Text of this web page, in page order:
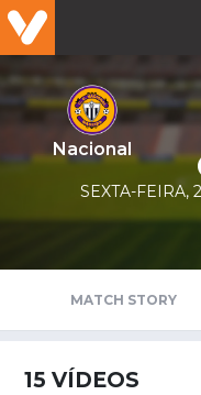
Nacional
SEXTA-FEIRA,
MATCH STORY
15 VÍDEOS